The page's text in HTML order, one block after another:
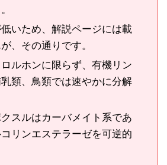
いため、解説ページには載
、その通りです。
ルホンに限らず、有機リン
類、鳥類では速やかに分解
スルはカーバメイト系であ
リンエステラーゼを可逆的